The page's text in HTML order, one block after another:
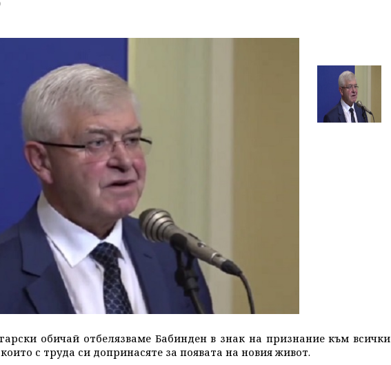
обичай отбелязваме Бабинден в знак на признание към всички
с труда си допринасяте за появата на новия живот.